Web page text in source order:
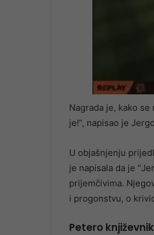
Nagrada je, kako
je!”, napisao je
U objašnjenju
je napisala da је
prijemčivima.
i progonstvu, o
Petero